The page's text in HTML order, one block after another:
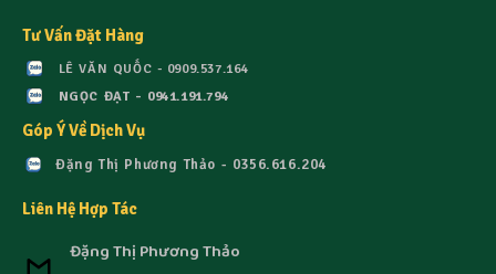
Tư Vấn Đặt Hàng
LÊ VĂN QUỐC - 0909.537.164
NGỌC ĐẠT - 0941.191.794
Góp Ý Về Dịch Vụ
Đặng Thị Phương Thảo - 0356.616.204
Liên Hệ Hợp Tác
Đặng Thị Phương Thảo